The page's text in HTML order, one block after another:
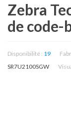
Zebra
de code-
Disponibilité : 19
SR7U2100SGW